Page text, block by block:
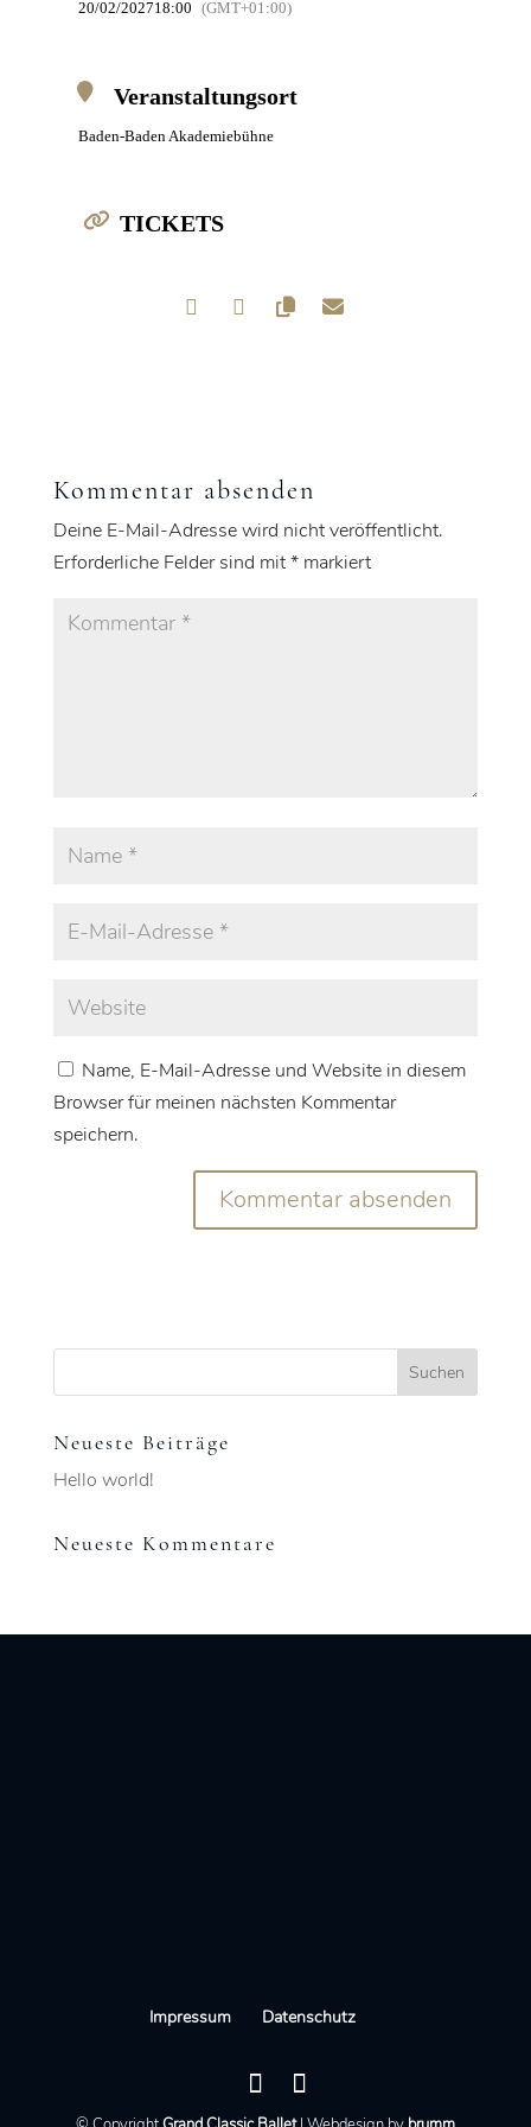
20/02/202718:00 (GMT+01:00)
Veranstaltungsort
Baden-Baden Akademiebühne
TICKETS
Kommentar absenden
Deine E-Mail-Adresse wird nicht veröffentlicht.
Erforderliche Felder sind mit*markiert
Name, E-Mail-Adresse und Website in diesem
Browser für meinen nächsten Kommentar
speichern.
Neueste Beiträge
Hello world!
Neueste Kommentare
Impressum Datenschutz